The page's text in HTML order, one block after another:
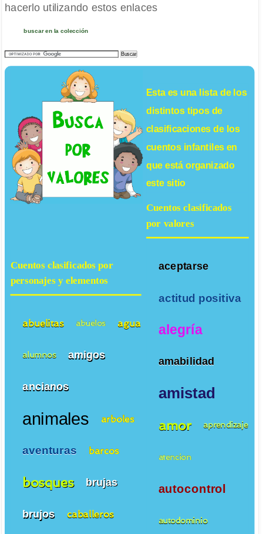
hacerlo utilizando estos enlaces
buscar en la colección
Esta es una lista de los
distintos tipos de
clasificaciones de los
cuentos infantilesen
que está organizado
este sitio
Cuentos clasificados
por valores
aceptarse
actitud positiva
alegría
amabilidad
amistad
amor aprendizaje
atencion
autocontrol
autodominio
Cuentos clasificados por
personajes y elementos
abuelitas abuelos agua
alumnos amigos
ancianos
animales arboles
aventuras barcos
bosques brujas
brujos caballeros